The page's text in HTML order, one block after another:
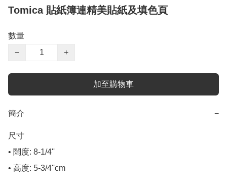
Tomica 貼紙簿連精美貼紙及填色頁
數量
−
+
加至購物車
簡介 −
尺寸
• 闊度: 8-1/4''
• 高度: 5-3/4''cm